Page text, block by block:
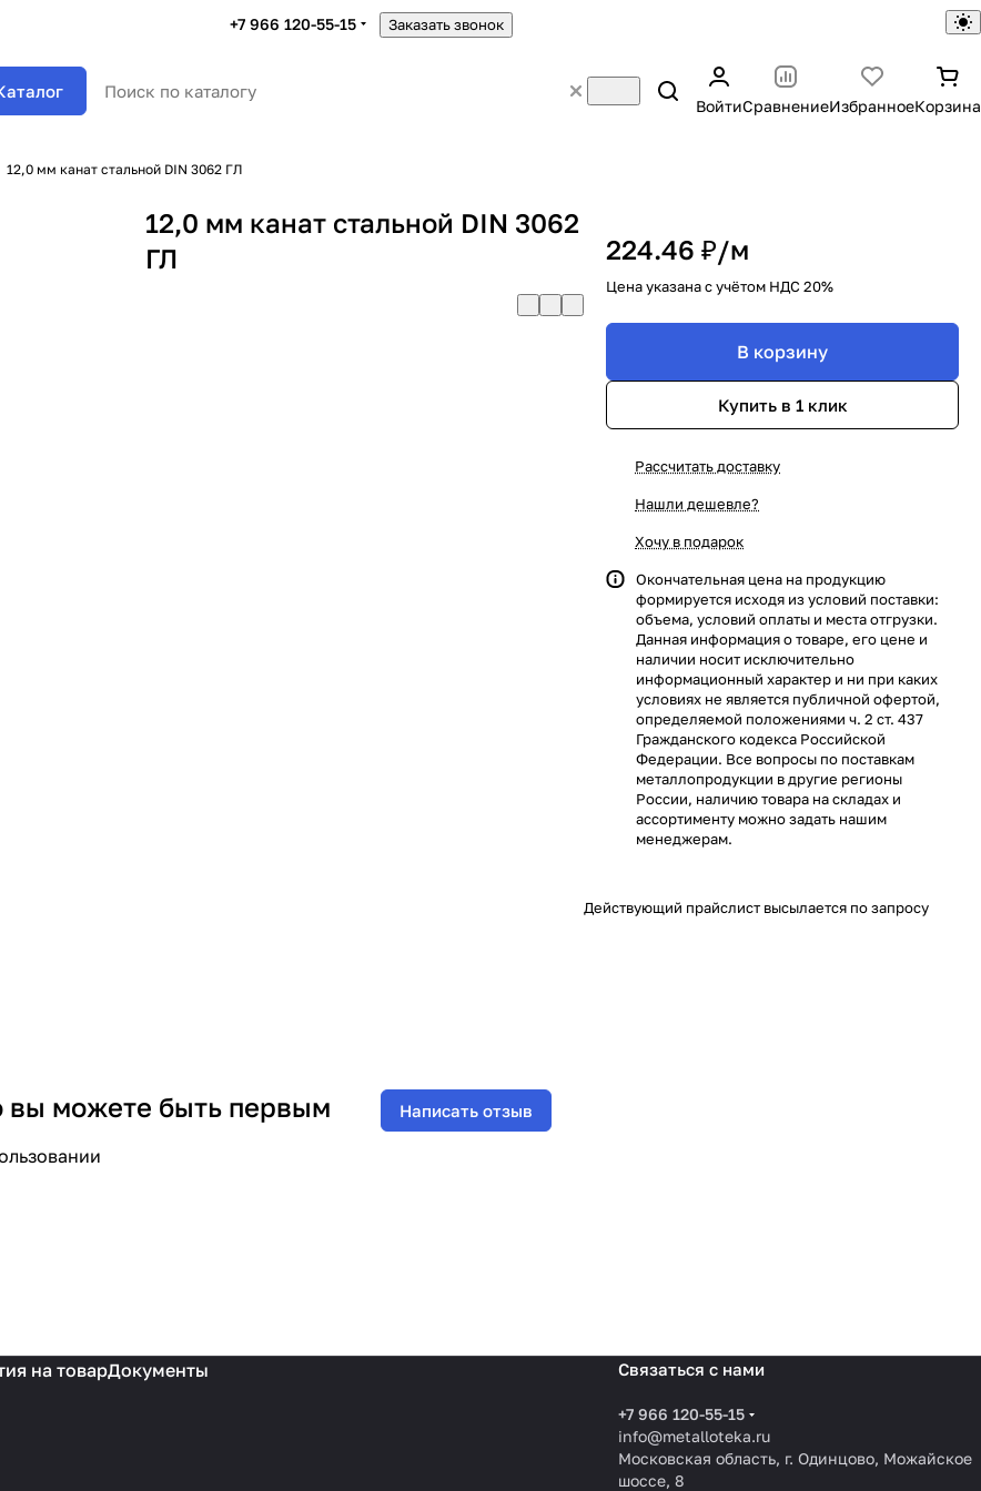
+7 966 120-55-15 Заказать звонок
ВойтиСравнениеИзбранноеКорзина
12,0 мм канат стальной DIN 3062 ГЛ
12,0 мм канат стальной DIN 3062
ГЛ
224.46 ₽/м
Цена указана с учётом НДС 20%
В корзину
Купить в 1 клик
Рассчитать доставку
Нашли дешевле?
Хочу в подарок
Окончательная цена на продукцию
формируется исходя из условий поставки:
объема, условий оплаты и места отгрузки.
Данная информация о товаре, его цене и
наличии носит исключительно
информационный характер и ни при каких
условиях не является публичной офертой,
определяемой положениями ч. 2 ст. 437
Гражданского кодекса Российской
Федерации. Все вопросы по поставкам
металлопродукции в другие регионы
России, наличию товара на складах и
ассортименту можно задать нашим
менеджерам.
Действующий прайслист высылается по запросу
вы можете быть первым Написать отзыв
на товарДокументы Связаться с нами
+7 966 120-55-15
info@metalloteka.ru
Московская область, г. Одинцово, Можайское
шоссе, 8